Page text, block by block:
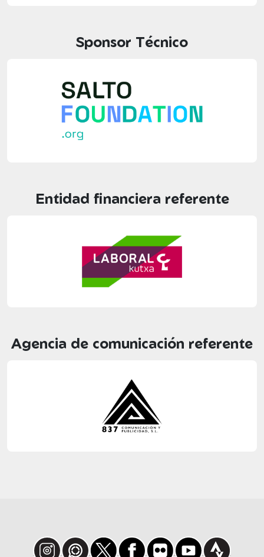
Sponsor Técnico
Entidad financiera referente
Agencia de comunicación referente
InstagramWhatsApp
X Facebook
Flickr Youtube